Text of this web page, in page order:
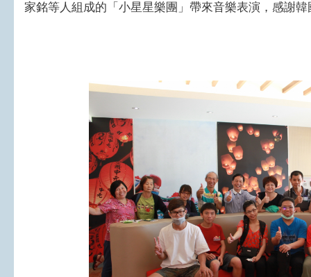
家銘等人組成的「小星星樂團」帶來音樂表演，感謝